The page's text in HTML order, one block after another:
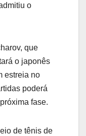
o
que
o japonês
estreia no
poderá
fase.
de tênis de